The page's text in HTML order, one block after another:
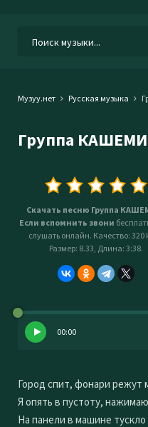
Музуу.нет Русская музыка
Группа
Скачать песню Группа
Если вспомнить звони
слушать онлайн. Качество: 320
Размер: 8.33, Длина: 3:38.
00:00
Город спит, фонари режут
Я опять в пустоту,
На панели в машине тускло